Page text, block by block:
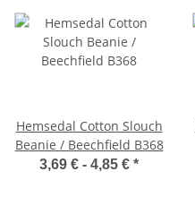
Hemsedal Cotton Slouch
Beanie / Beechfield B368
3,69 € - 4,85 € *